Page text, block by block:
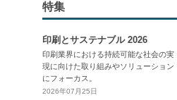
特集
印刷とサステナブル 2026
印刷業界における持続可能な社会の実
現に向けた取り組みやソリューション
にフォーカス。
2026年07月25日